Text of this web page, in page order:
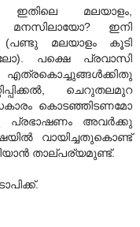
മലയാളം,
മനസിലായോ? ഇനി
മലയാളം കൂടി
പക്ഷെ പ്രവാസി
ചെറുതലമുറ
കൊടഞ്ഞിടണമോ
പ്രഭാഷണം അവര്‍ക്കു
വായിച്ചതുകൊണ്ട്
താല്പര്യമുണ്ട്.